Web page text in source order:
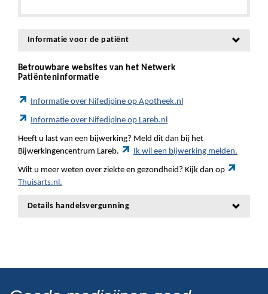
Informatie voor de patiënt
Betrouwbare websites van het Netwerk
Patiënteninformatie
Informatie over Nifedipine op Apotheek.nl
Informatie over Nifedipine op Lareb.nl
Heeft u last van een bijwerking? Meld dit dan bij het
Bijwerkingencentrum Lareb.
Ik wil een bijwerking melden.
Wilt u meer weten over ziekte en gezondheid? Kijk dan op
Thuisarts.nl.
Details handelsvergunning